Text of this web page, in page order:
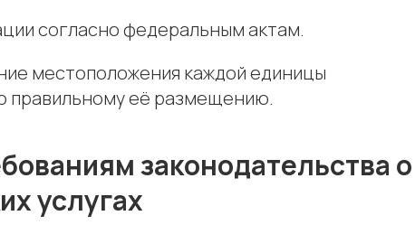
согласно федеральным актам.
местоположения каждой единицы
правильному её размещению.
законодательства о
услугах